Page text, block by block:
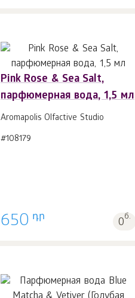
Pink Rose & Sea Salt,
парфюмерная вода, 1,5 мл
Aromapolis Olfactive Studio
#108179
650 դր 0б.